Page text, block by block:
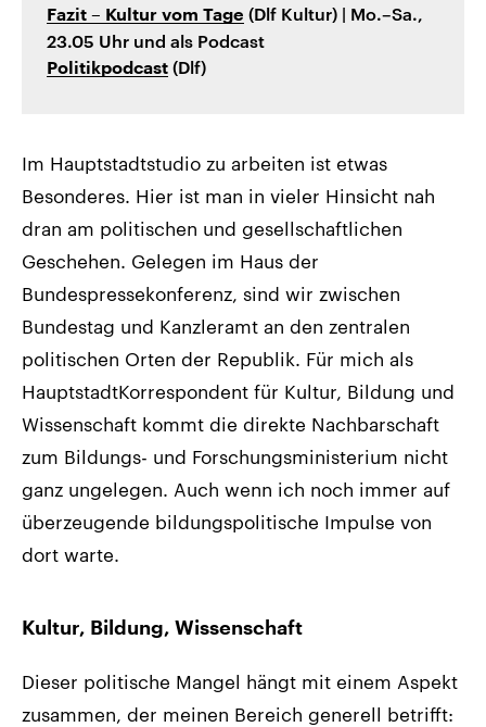
Fazit – Kultur vom Tage (Dlf Kultur) | Mo.–Sa.,
23.05 Uhr und als Podcast
Politikpodcast(Dlf)
Im Hauptstadtstudio zu arbeiten ist etwas
Besonderes. Hier ist man in vieler Hinsicht nah
dran am politischen und gesellschaftlichen
Geschehen. Gelegen im Haus der
Bundespressekonferenz, sind wir zwischen
Bundestag und Kanzleramt an den zentralen
politischen Orten der Republik. Für mich als
HauptstadtKorrespondent für Kultur, Bildung und
Wissenschaft kommt die direkte Nachbarschaft
zum Bildungs- und Forschungsministerium nicht
ganz ungelegen. Auch wenn ich noch immer auf
überzeugende bildungspolitische Impulse von
dort warte.
Kultur, Bildung, Wissenschaft
Dieser politische Mangel hängt mit einem Aspekt
zusammen, der meinen Bereich generell betrifft: